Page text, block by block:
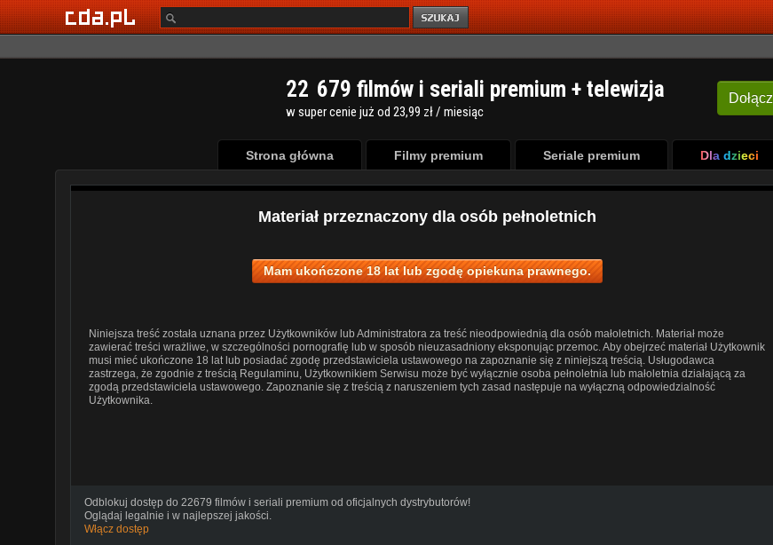
Dołącz
22 679 filmów i seriali premium + telewizja
w super cenie już od 23,99 zł / miesiąc
Strona główna Filmy premium Seriale premium Dla dzieci
Materiał przeznaczony dla osób pełnoletnich
Mam ukończone 18 lat lub zgodę opiekuna prawnego.
Niniejsza treść została uznana przez Użytkowników lub Administratora za treść nieodpowiednią dla osób małoletnich. Materiał może
zawierać treści wrażliwe, w szczególności pornografię lub w sposób nieuzasadniony eksponując przemoc. Aby obejrzeć materiał Użytkownik
musi mieć ukończone 18 lat lub posiadać zgodę przedstawiciela ustawowego na zapoznanie się z niniejszą treścią. Usługodawca
zastrzega, że zgodnie z treścią Regulaminu, Użytkownikiem Serwisu może być wyłącznie osoba pełnoletnia lub małoletnia działającą za
zgodą przedstawiciela ustawowego. Zapoznanie się z treścią z naruszeniem tych zasad następuje na wyłączną odpowiedzialność
Użytkownika.
Odblokuj dostęp do 22679 filmów i seriali premium od oficjalnych dystrybutorów!
Oglądaj legalnie i w najlepszej jakości.
Włącz dostęp